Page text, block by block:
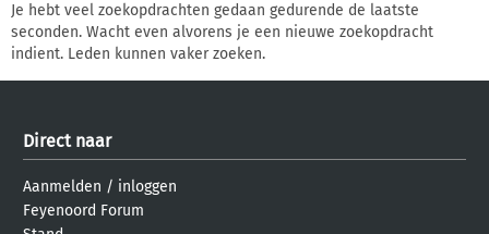
Je hebt veel zoekopdrachten gedaan gedurende de laatste
seconden. Wacht even alvorens je een nieuwe zoekopdracht
indient. Leden kunnen vaker zoeken.
Direct naar
Aanmelden / inloggen
Feyenoord Forum